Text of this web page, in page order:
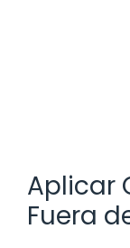
Aplicar
Fuera